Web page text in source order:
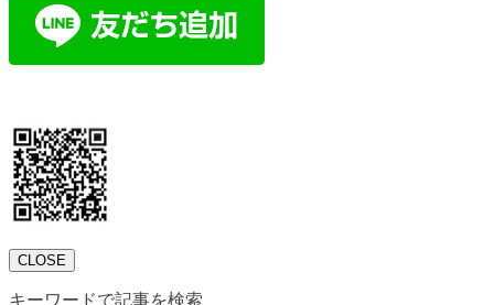
CLOSE
キーワードで記事を検索